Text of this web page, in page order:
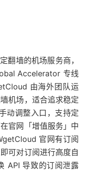
墙的机场服务商，
Accelerator 专线
由海外团队运
机场，适合追求稳定
动调整入口，支持定
官网「增值服务」中
官网有订阅
可对订阅进行高度自
API 导致的订阅泄露